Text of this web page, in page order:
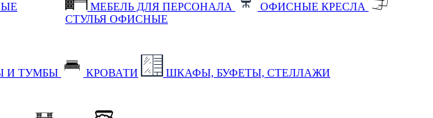
МЕБЕЛЬ ДЛЯ ПЕРСОНАЛА
ОФИСНЫЕ КРЕСЛА
СТУЛЬЯ ОФИСНЫЕ
И ТУМБЫ КРОВАТИ ШКАФЫ, БУФЕТЫ, СТЕЛЛАЖИ